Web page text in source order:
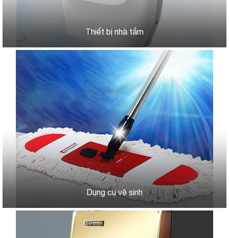
Thiết bị nhà tắm
Dụng cụ vệ sinh